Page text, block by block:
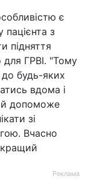
є
з
підняття
для ГРВІ. "Тому
будь-яких
вдома і
допоможе
зі
Вчасно
кращий
Реклама